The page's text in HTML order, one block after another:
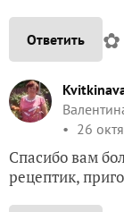
Ответить ✿
26
Спасибо вам
рецептик,